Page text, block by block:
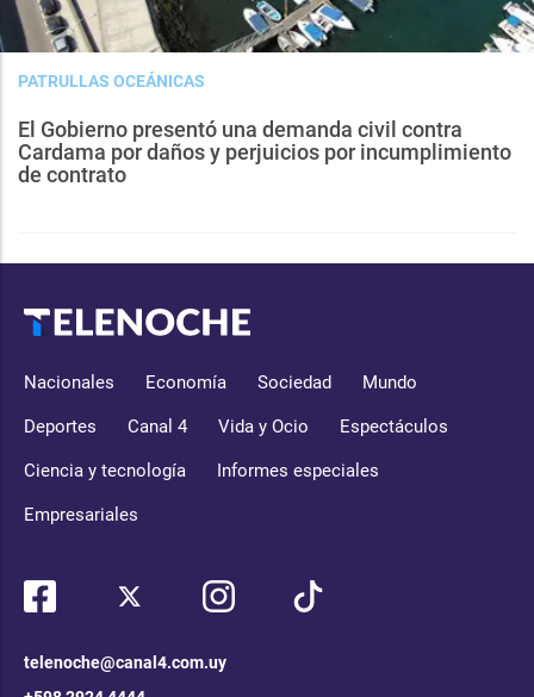
PATRULLAS OCEÁNICAS
El Gobierno presentó una demanda civil contra
Cardama por daños y perjuicios por incumplimiento
de contrato
Nacionales Economía Sociedad Mundo
Deportes Canal 4 Vida y Ocio Espectáculos
Ciencia y tecnología Informes especiales
Empresariales
telenoche@canal4.com.uy